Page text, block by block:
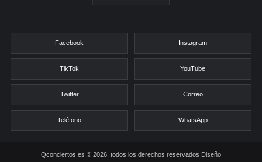
Facebook Instagram
TikTok YouTube
Twitter Correo
Teléfono WhatsApp
Qconciertos.es © 2026, todos los derechos reservados Diseño